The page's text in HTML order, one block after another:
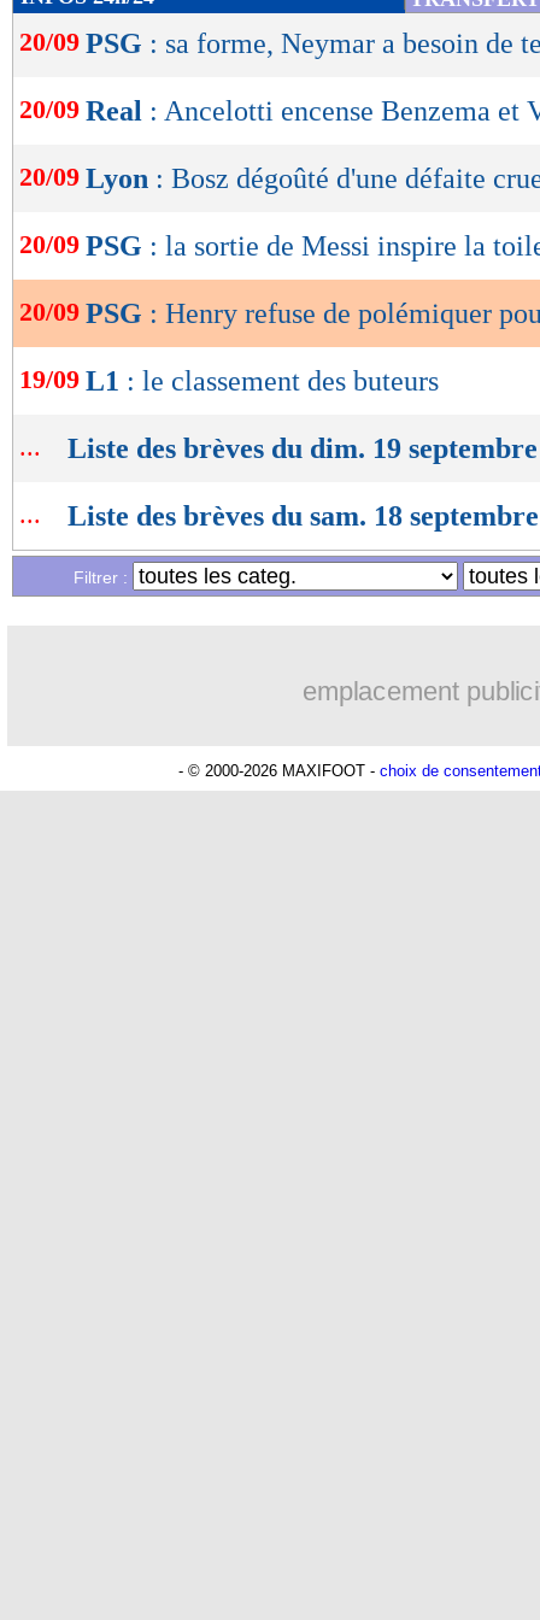
de
lecture
OK
20/09 PSG : sa forme, Neymar a besoin de
20/09 Real : Ancelotti encense Benzema et
20/09 Lyon : Bosz dégoûté d'une défaite
20/09 PSG : la sortie de Messi inspire la
20/09 PSG : Henry refuse de polémiquer
19/09 L1 : le classement des buteurs
... Liste des brèves du dim. 19
... Liste des brèves du sam. 18
Filtrer :
emplacement
- © 2000-2026 MAXIFOOT - choix de